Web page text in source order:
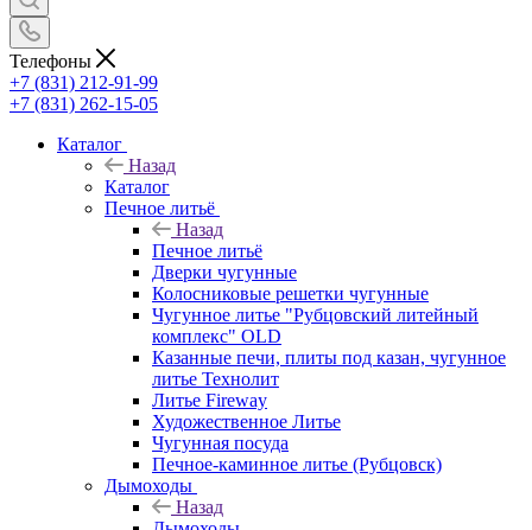
Телефоны
+7 (831) 212-91-99
+7 (831) 262-15-05
Каталог
Назад
Каталог
Печное литьё
Назад
Печное литьё
Дверки чугунные
Колосниковые решетки чугунные
Чугунное литье "Рубцовский литейный
комплекс" OLD
Казанные печи, плиты под казан, чугунное
литье Технолит
Литье Fireway
Художественное Литье
Чугунная посуда
Печное-каминное литье (Рубцовск)
Дымоходы
Назад